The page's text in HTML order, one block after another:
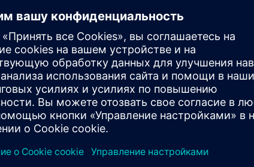
новое решение для клиентов путем интеграции
продуктов клиента и Siemens Xcelerator
Sell
Перепродажа / совместная продажа программного
обеспечения и цифрового оборудования на Siemens
Xcelerator
Service
Услуги по внедрению, интеграции, эксплуатации и
обслуживанию продуктов/решений Siemens Xcelerator